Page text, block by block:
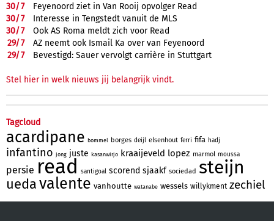
30/7
Feyenoord ziet in Van Rooij opvolger Read
30/7
Interesse in Tengstedt vanuit de MLS
30/7
Ook AS Roma meldt zich voor Read
29/7
AZ neemt ook Ismail Ka over van Feyenoord
29/7 Bevestigd: Sauer vervolgt carrière in Stuttgart
Stel hier in welk nieuws jij belangrijk vindt.
Tagcloud
acardipane bommel borges deijl elsenhout ferri fifa hadj
infantino jong juste kasanwirjo kraaijeveld lopez marmol moussa
persie read santigoal scorend sjaakf sociedad steijn
uedavalente vanhoutte watanabe wessels willykment zechiel